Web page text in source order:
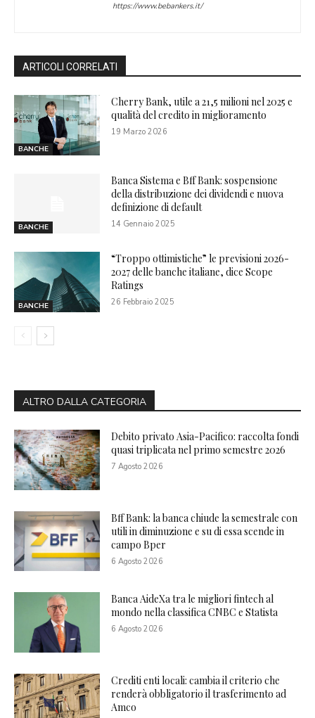
https://www.bebankers.it/
ARTICOLI CORRELATI
BANCHE
Cherry Bank, utile a 21,5 milioni nel 2025 e
qualità del credito in miglioramento
19 Marzo 2026
BANCHE
Banca Sistema e Bff Bank: sospensione
della distribuzione dei dividendi e nuova
definizione di default
14 Gennaio 2025
BANCHE
“Troppo ottimistiche” le previsioni 2026-
2027 delle banche italiane, dice Scope
Ratings
26 Febbraio 2025
ALTRO DALLA CATEGORIA
Debito privato Asia-Pacifico: raccolta fondi
quasi triplicata nel primo semestre 2026
7 Agosto 2026
Bff Bank: la banca chiude la semestrale con
utili in diminuzione e su di essa scende in
campo Bper
6 Agosto 2026
Banca AideXa tra le migliori fintech al
mondo nella classifica CNBC e Statista
6 Agosto 2026
Crediti enti locali: cambia il criterio che
renderà obbligatorio il trasferimento ad
Amco